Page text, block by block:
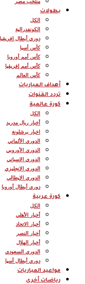
منتخب مصر
بطولات
الكل
الكونفدرالية
دوري أبطال إفريقيا
كأس أسيا
كأس أمم أوروبا
كأس أمم إفريقيا
كأس العالم
أهداف المباريات
تردد القنوات
كورة عالمية
الكل
أخبار ريال مدريد
اخبار برشلونة
الدوري الألماني
الدوري الأوروبي
الدوري الإسباني
الدوري الإنجليزي
الدوري الإيطالي
دوري أبطال أوروبا
كورة عربية
الكل
أخبار الأهلي
أخبار الاتحاد
أخبار النصر
أخبار الهلال
الدوري السعودي
دوري أبطال أسيا
مواعيد المباريات
رياضات أخرى